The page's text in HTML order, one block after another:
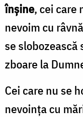
înşine, cei care
nevoim cu
se
zboare la
Cei care nu se
nevoinţa cu